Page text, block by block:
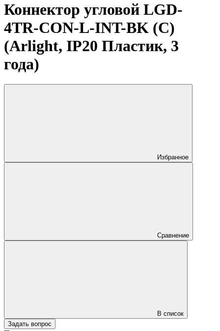
Коннектор угловой LGD-
4TR-CON-L-INT-BK (C)
(Arlight, IP20 Пластик, 3
года)
Избранное
Сравнение
В список
Задать вопрос